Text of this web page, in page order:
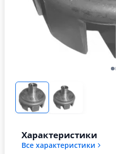
Характеристики
Все характеристики